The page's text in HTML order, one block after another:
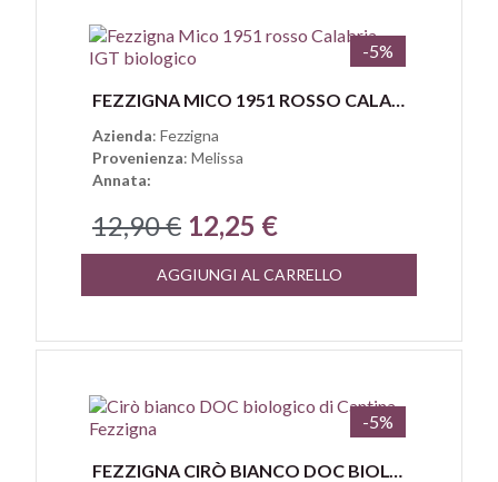
Anteprima
-5%
FEZZIGNA MICO 1951 ROSSO CALABRIA IGT BIOLOGICO
Azienda: Fezzigna
Provenienza: Melissa
Annata:
12,90 € 12,25 €
AGGIUNGI AL CARRELLO
Anteprima
-5%
FEZZIGNA CIRÒ BIANCO DOC BIOLOGICO